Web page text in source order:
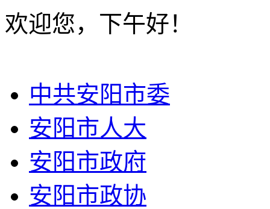
欢迎您，下午好！
中共安阳市委
安阳市人大
安阳市政府
安阳市政协